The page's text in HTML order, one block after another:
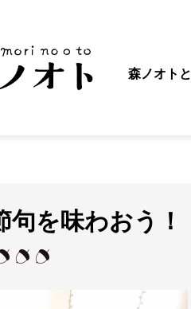
森ノオト
を味わおう！